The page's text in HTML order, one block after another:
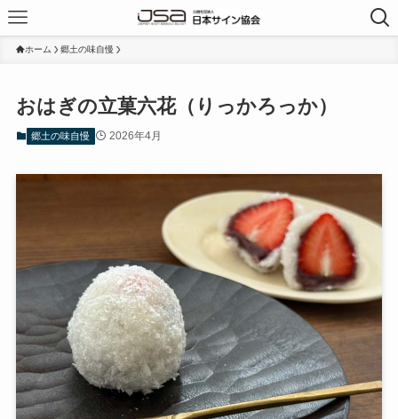
ホーム 郷土の味自慢
おはぎの立菓六花（りっかろっか）
郷土の味自慢 2026年4月